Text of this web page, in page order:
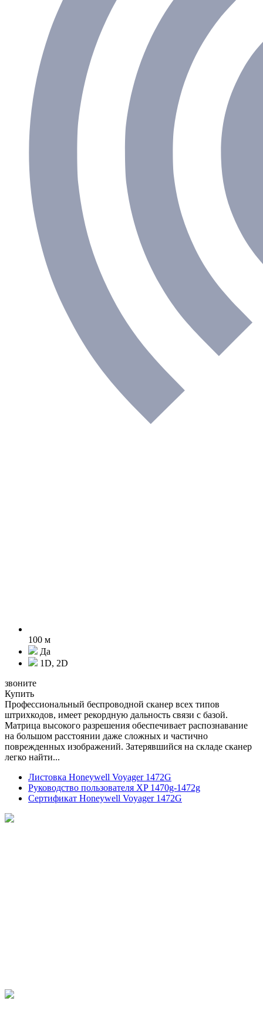
100 м
Да
1D, 2D
звоните
Купить
Профессиональный беспроводной сканер всех типов
штрихкодов, имеет рекордную дальность связи с базой.
Матрица высокого разрешения обеспечивает распознавание
на большом расстоянии даже сложных и частично
поврежденных изображений. Затерявшийся на складе сканер
легко найти...
Листовка Honeywell Voyager 1472G
Руководство пользователя XP 1470g-1472g
Сертификат Honeywell Voyager 1472G